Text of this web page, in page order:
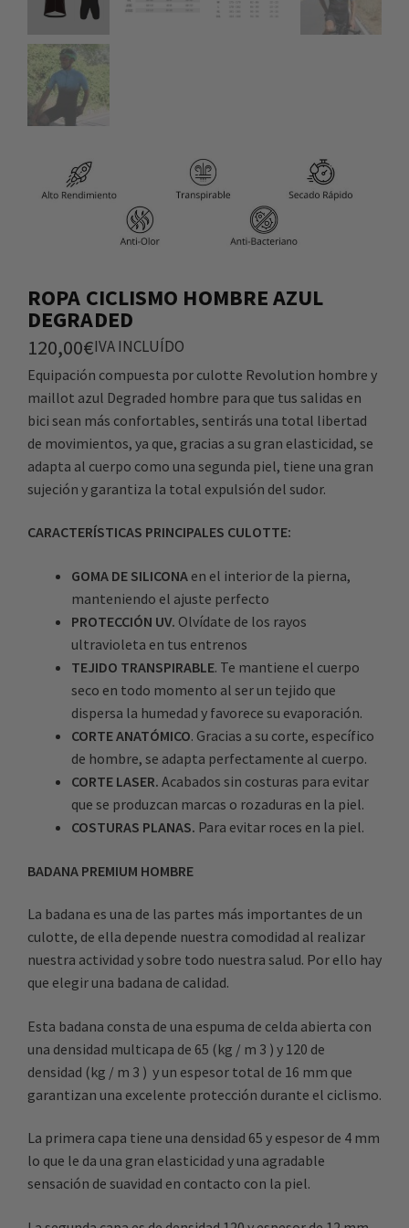
ROPA CICLISMO HOMBRE AZUL
DEGRADED
120,00€IVA INCLUÍDO
Equipación compuesta por culotte Revolution hombre y
maillot azul Degraded hombre para que tus salidas en
bici sean más confortables, sentirás una total libertad
de movimientos, ya que, gracias a su gran elasticidad, se
adapta al cuerpo como una segunda piel, tiene una gran
sujeción y garantiza la total expulsión del sudor.
CARACTERÍSTICAS PRINCIPALES CULOTTE:
GOMA DE SILICONA en el interior de la pierna,
manteniendo el ajuste perfecto
PROTECCIÓN UV. Olvídate de los rayos
ultravioleta en tus entrenos
TEJIDO TRANSPIRABLE. Te mantiene el cuerpo
seco en todo momento al ser un tejido que
dispersa la humedad y favorece su evaporación.
CORTE ANATÓMICO. Gracias a su corte, específico
de hombre, se adapta perfectamente al cuerpo.
CORTE LASER. Acabados sin costuras para evitar
que se produzcan marcas o rozaduras en la piel.
COSTURAS PLANAS. Para evitar roces en la piel.
BADANA PREMIUM HOMBRE
La badana es una de las partes más importantes de un
culotte, de ella depende nuestra comodidad al realizar
nuestra actividad y sobre todo nuestra salud. Por ello hay
que elegir una badana de calidad.
Esta badana consta de una espuma de celda abierta con
una densidad multicapa de 65 (kg / m 3 ) y 120 de
densidad (kg / m 3 ) y un espesor total de 16 mm que
garantizan una excelente protección durante el ciclismo.
La primera capa tiene una densidad 65 y espesor de 4 mm
lo que le da una gran elasticidad y una agradable
sensación de suavidad en contacto con la piel.